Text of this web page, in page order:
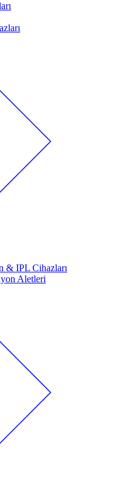
& IPL Cihazları
Aletleri